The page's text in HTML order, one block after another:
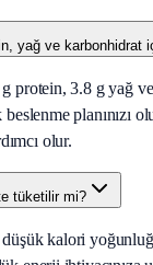
yağ ve karbonhidrat
g protein, 3.8 g yağ
planınızı
olur.
tüketilir mi?
kalori